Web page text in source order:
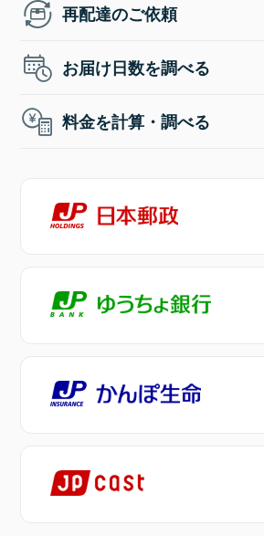
再配達のご依頼
お届け日数を調べる
料金を計算・調べる